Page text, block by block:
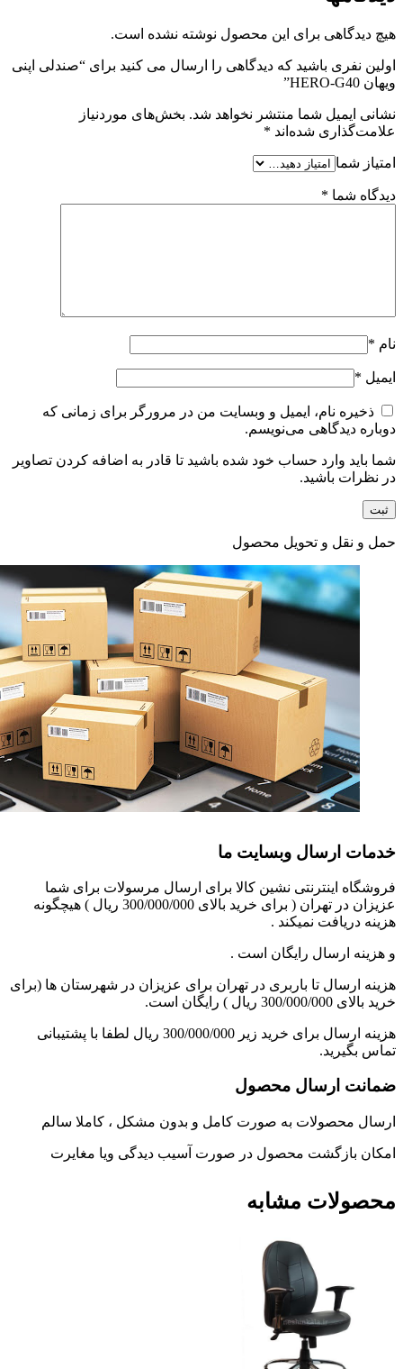
هیچ دیدگاهی برای این محصول نوشته نشده است.
اولین نفری باشید که دیدگاهی را ارسال می کنید برای “صندلی اپنی
ویهان HERO-G40”
نشانی ایمیل شما منتشر نخواهد شد. بخش‌های موردنیاز
علامت‌گذاری شده‌اند *
امتیاز شما
دیدگاه شما *
نام *
ایمیل *
ذخیره نام، ایمیل و وبسایت من در مرورگر برای زمانی که
دوباره دیدگاهی می‌نویسم.
شما باید وارد حساب خود شده باشید تا قادر به اضافه کردن تصاویر
در نظرات باشید.
حمل و نقل و تحویل محصول
خدمات ارسال وبسایت ما
فروشگاه اینترنتی نشین کالا برای ارسال مرسولات برای شما
عزیزان در تهران ( برای خرید بالای 300/000/000 ریال ) هیچگونه
هزینه دریافت نمیکند .
و هزینه ارسال رایگان است .
هزینه ارسال تا باربری در تهران برای عزیزان در شهرستان ها (برای
خرید بالای 300/000/000 ریال ) رایگان است.
هزینه ارسال برای خرید زیر 300/000/000 ریال لطفا با پشتیبانی
تماس بگیرید.
ضمانت ارسال محصول
ارسال محصولات به صورت کامل و بدون مشکل ، کاملا سالم
امکان بازگشت محصول در صورت آسیب دیدگی ویا مغایرت
محصولات مشابه